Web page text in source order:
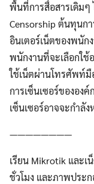
Search
for:
พื้นที่การสื่อสารเดิมๆ
Censorship ต้นทุนก
อินเตอร์เน็ตของพนัก
พนักงานที่จะเลือกใช้
ใช้เน็ตผ่านโทรศัพท์
การเซ็นเซอร์ขององ
เซ็นเซอร์อาจจะกำลั
————————
เรียน Mikrotik และเ
ชั่วโมง และภาพประ